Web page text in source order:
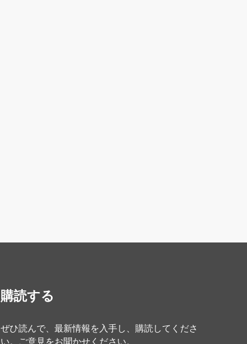
購読する
ぜひ読んで、最新情報を入手し、購読してくださ
い。ご意見をお聞かせください。